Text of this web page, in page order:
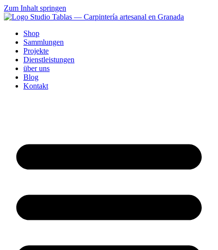
Zum Inhalt springen
Shop
Sammlungen
Projekte
Dienstleistungen
über uns
Blog
Kontakt